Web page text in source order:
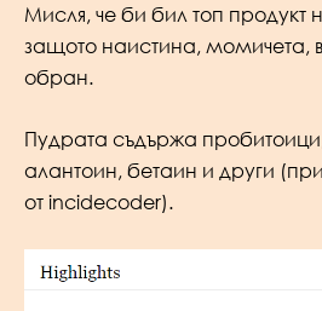
Мисля, че би бил топ продукт
защото наистина, момичета,
обран.
Пудрата съдържа
алантоин, бетаин и други
от incidecoder).